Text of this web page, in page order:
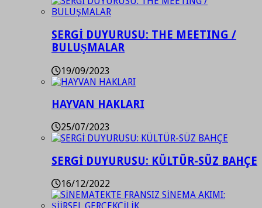
SERGİ DUYURUSU: THE MEETING /
BULUŞMALAR
19/09/2023
HAYVAN HAKLARI
25/07/2023
SERGİ DUYURUSU: KÜLTÜR-SÜZ BAHÇE
16/12/2022